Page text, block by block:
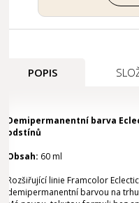
POPIS
Demipermanentní barva
odstínů
Obsah: 60 ml
Rozšiřující linie Framcolor
demipermanentní barvou na